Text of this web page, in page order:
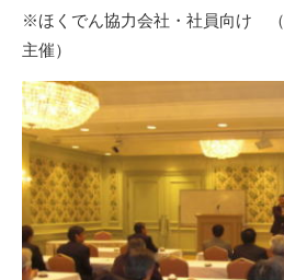
※ほくでん協力会社・社員向け （
主催）